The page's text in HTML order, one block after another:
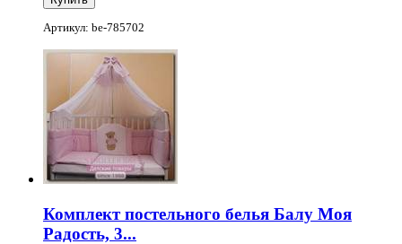
Артикул: be-785702
Комплект постельного белья Балу Моя
Радость, 3...